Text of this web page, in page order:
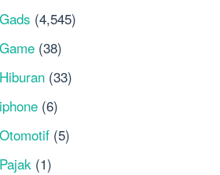
Gads (4,545)
Game (38)
Hiburan (33)
iphone (6)
Otomotif (5)
Pajak (1)